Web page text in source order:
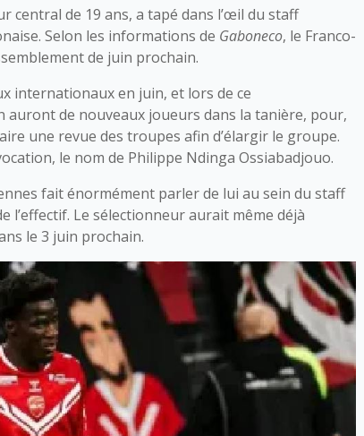
central de 19 ans, a tapé dans l’œil du staff
Selon les informations de Gaboneco, le Franco-
de juin prochain.
internationaux en juin, et lors de ce
auront de nouveaux joueurs dans la tanière, pour,
une revue des troupes afin d’élargir le groupe.
le nom de Philippe Ndinga Ossiabadjouo.
fait énormément parler de lui au sein du staff
l’effectif. Le sélectionneur aurait même déjà
le 3 juin prochain.